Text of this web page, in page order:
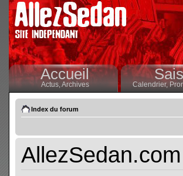
Accueil
Actus,Archives Calendrier,
Index du forum